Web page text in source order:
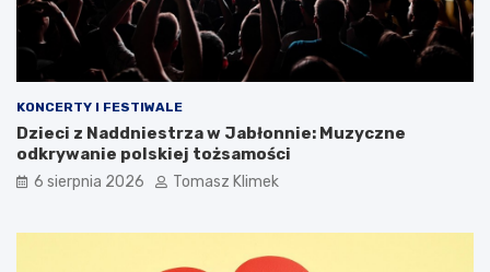
KONCERTY I FESTIWALE
Dzieci z Naddniestrza w Jabłonnie: Muzyczne
odkrywanie polskiej tożsamości
6 sierpnia 2026 Tomasz Klimek